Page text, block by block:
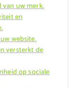
uw merk.
en
website.
versterkt de
op sociale